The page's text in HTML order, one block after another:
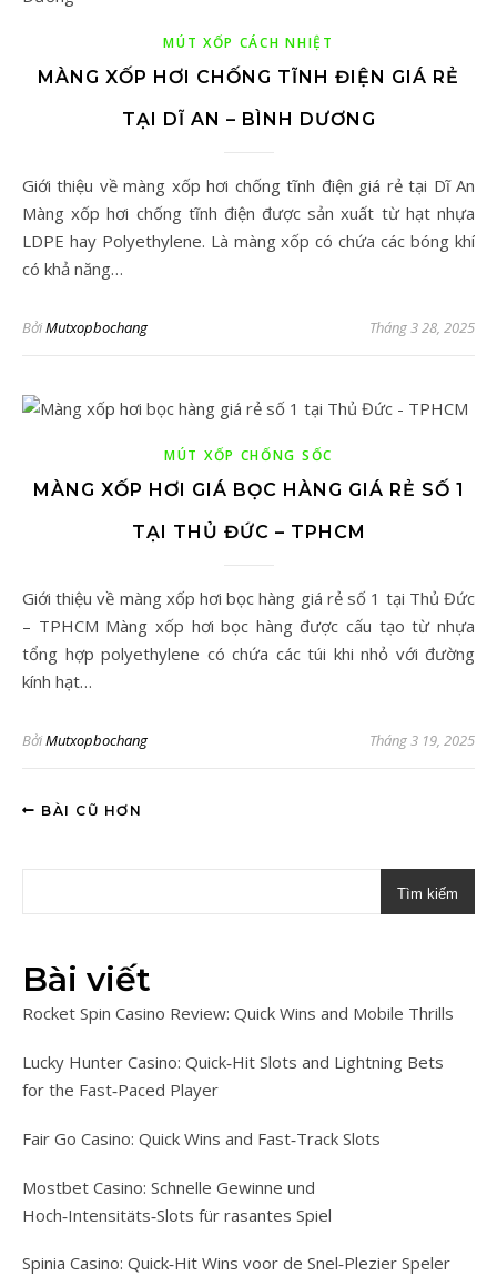
MÚT XỐP CÁCH NHIỆT
MÀNG XỐP HƠI CHỐNG TĨNH ĐIỆN GIÁ RẺ
TẠI DĨ AN – BÌNH DƯƠNG
Giới thiệu về màng xốp hơi chống tĩnh điện giá rẻ tại Dĩ An
Màng xốp hơi chống tĩnh điện được sản xuất từ hạt nhựa
LDPE hay Polyethylene. Là màng xốp có chứa các bóng khí
có khả năng…
BởiMutxopbochang Tháng 3 28, 2025
MÚT XỐP CHỐNG SỐC
MÀNG XỐP HƠI GIÁ BỌC HÀNG GIÁ RẺ SỐ 1
TẠI THỦ ĐỨC – TPHCM
Giới thiệu về màng xốp hơi bọc hàng giá rẻ số 1 tại Thủ Đức
– TPHCM Màng xốp hơi bọc hàng được cấu tạo từ nhựa
tổng hợp polyethylene có chứa các túi khi nhỏ với đường
kính hạt…
BởiMutxopbochang Tháng 3 19, 2025
BÀI CŨ HƠN
Tìm kiếm
Bài viết
Rocket Spin Casino Review: Quick Wins and Mobile Thrills
Lucky Hunter Casino: Quick‑Hit Slots and Lightning Bets
for the Fast‑Paced Player
Fair Go Casino: Quick Wins and Fast‑Track Slots
Mostbet Casino: Schnelle Gewinne und
Hoch‑Intensitäts‑Slots für rasantes Spiel
Spinia Casino: Quick‑Hit Wins voor de Snel‑Plezier Speler